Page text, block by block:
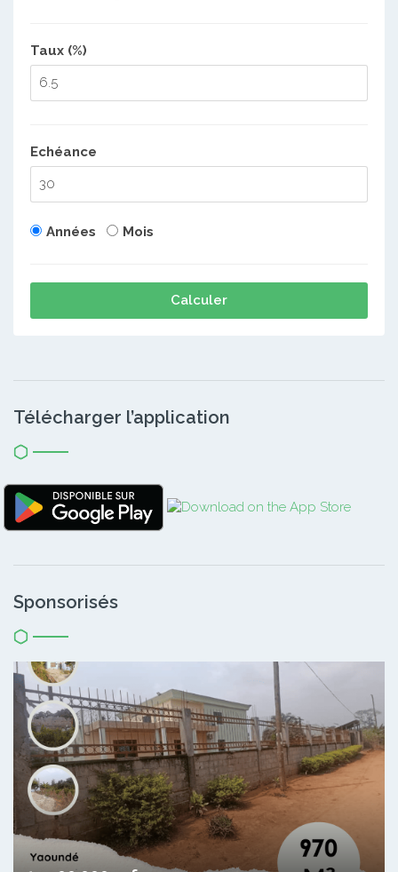
Taux (%)
Echéance
Années Mois
Calculer
Télécharger l’application
Sponsorisés